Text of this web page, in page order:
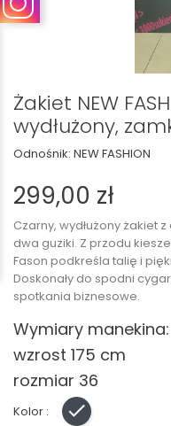
Żakiet NEW
wydłużony,
Odnośnik: NEW FASHION
299,00 zł
Czarny, wydłużony żakiet
dwa guziki. Z przodu
Fason podkreśla talię i
Doskonały do spodni
spotkania biznesowe.
Wymiary manekina:
wzrost 175 cm
rozmiar 36
Kolor : Czarny